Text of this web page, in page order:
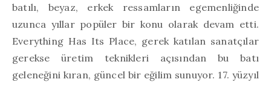
batılı, beyaz, erkek ressamların egemenliğinde
uzunca yıllar popüler bir konu olarak devam etti.
Everything Has Its Place, gerek katılan sanatçılar
gerekse üretim teknikleri açısından bu batı
geleneğini kıran, güncel bir eğilim sunuyor. 17. yüzyıl